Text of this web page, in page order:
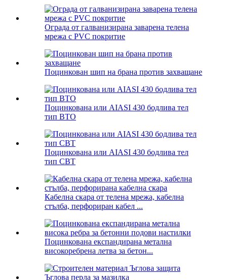
Ограда от галванизирана заварена телена
мрежа с PVC покритие
Поцинкован шип на брана против захващане
Поцинкована или AIASI 430 бодлива тел
тип BTO
Поцинкована или AIASI 430 бодлива тел
тип CBT
Кабелна скара от телена мрежа, кабелна
стълба, перфориран кабел ...
Поцинкована експандирана метална
високоребрена летва за бетон...